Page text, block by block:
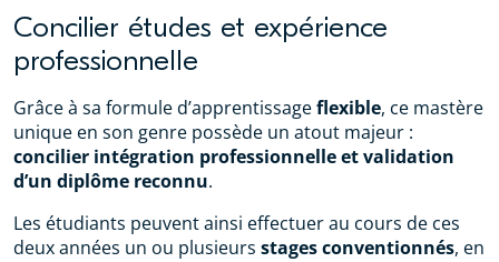
Concilier études et expérience
professionnelle
Grâce à sa formule d’apprentissageflexible, ce mastère
unique en son genre possède un atout majeur :
concilier intégration professionnelle et validation
d’un diplôme reconnu.
Les étudiants peuvent ainsi effectuer au cours de ces
deux années un ou plusieurs stages conventionnés, en